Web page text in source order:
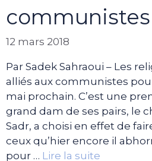
communistes
12 mars 2018
Par Sadek Sahraoui – Les
alliés aux communistes
mai prochain. C’est une
grand dam de ses pairs, le
Sadr, a choisi en effet de
ceux qu’hier encore il
pour … Lire la suite